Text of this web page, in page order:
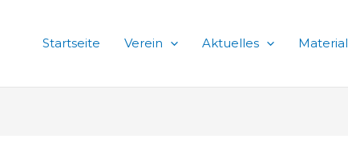
Startseite Verein Aktuelles